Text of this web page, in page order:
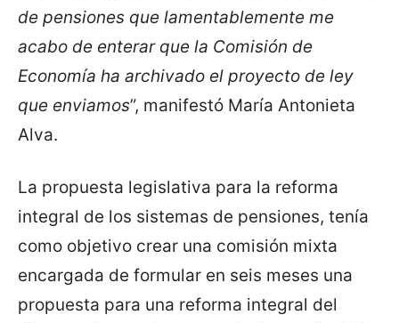
de pensiones que lamentablemente me
acabo de enterar que la Comisión de
Economía ha archivado el proyecto de ley
que enviamos”, manifestó María Antonieta
Alva.
La propuesta legislativa para la reforma
integral de los sistemas de pensiones, tenía
como objetivo crear una comisión mixta
encargada de formular en seis meses una
propuesta para una reforma integral del